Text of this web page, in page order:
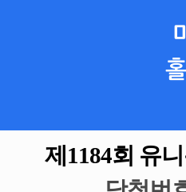
제1184회 유